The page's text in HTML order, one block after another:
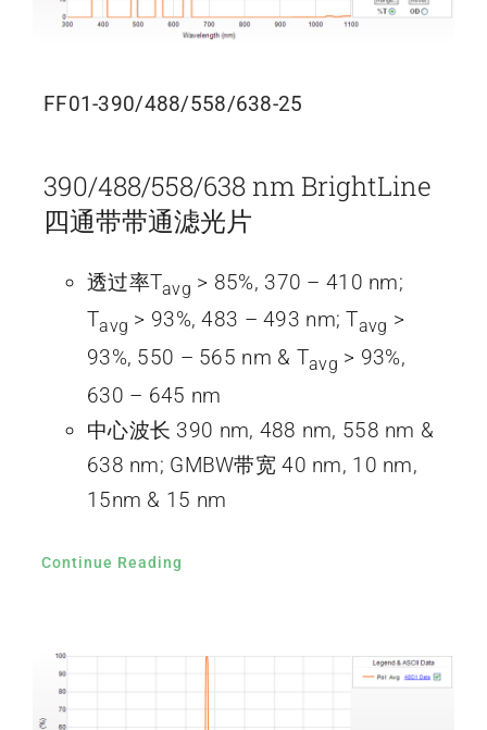
FF01-390/488/558/638-25
390/488/558/638 nm BrightLine
四通带带通滤光片
透过率Tavg > 85%, 370 – 410 nm;
Tavg > 93%, 483 – 493 nm; Tavg >
93%, 550 – 565 nm & Tavg > 93%,
630 – 645 nm
中心波长 390 nm, 488 nm, 558 nm &
638 nm; GMBW带宽 40 nm, 10 nm,
15nm & 15 nm
Continue Reading